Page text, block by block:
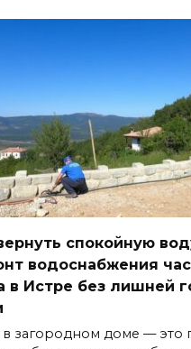
спокойную
водоснабжения
в Истре без лишней
загородном доме — это